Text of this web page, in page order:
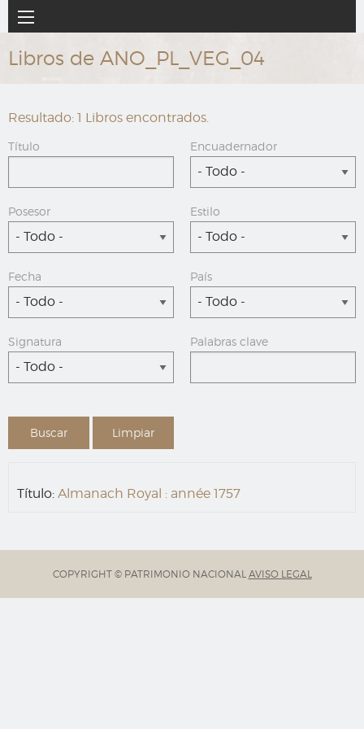
al
contenido
principal
Navegación
principal
Libros de ANO_PL_VEG_04
Resultado: 1 Libros encontrados.
Título Encuadernador
- Todo -
Posesor
- Todo -
Estilo
- Todo -
Fecha
- Todo -
País
- Todo -
Signatura
- Todo -
Palabras clave
Título: Almanach Royal : année 1757
COPYRIGHT © PATRIMONIO NACIONAL AVISO LEGAL